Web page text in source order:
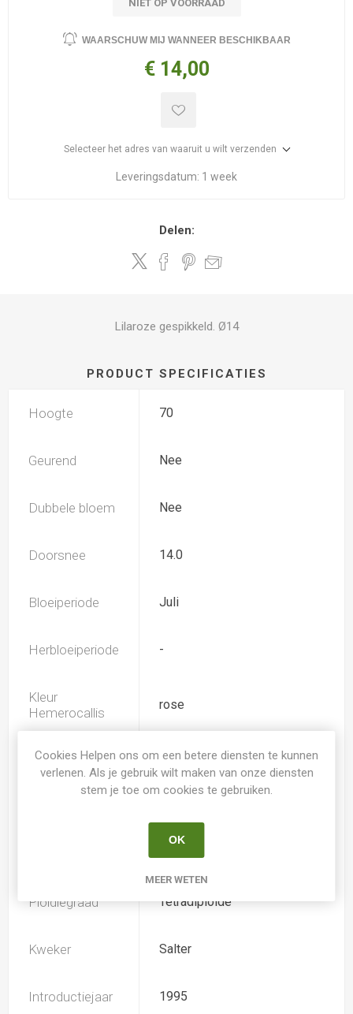
NIET OP VOORRAAD
WAARSCHUW MIJ WANNEER BESCHIKBAAR
€ 14,00
Selecteer het adres van waaruit u wilt verzenden
Leveringsdatum: 1 week
Delen:
Lilaroze gespikkeld. Ø14
PRODUCT SPECIFICATIES
Hoogte 70
Geurend Nee
Dubbele bloem Nee
Doorsnee 14.0
Bloeiperiode Juli
Herbloeiperiode -
Kleur
Hemerocallis
rose
Spider Nee
Hemerocallis
Ploïdiegraad Tetradiploide
Kweker Salter
Introductiejaar 1995
Cookies Helpen ons om een betere diensten te kunnen
verlenen. Als je gebruik wilt maken van onze diensten
stem je toe om cookies te gebruiken.
OK
MEER WETEN